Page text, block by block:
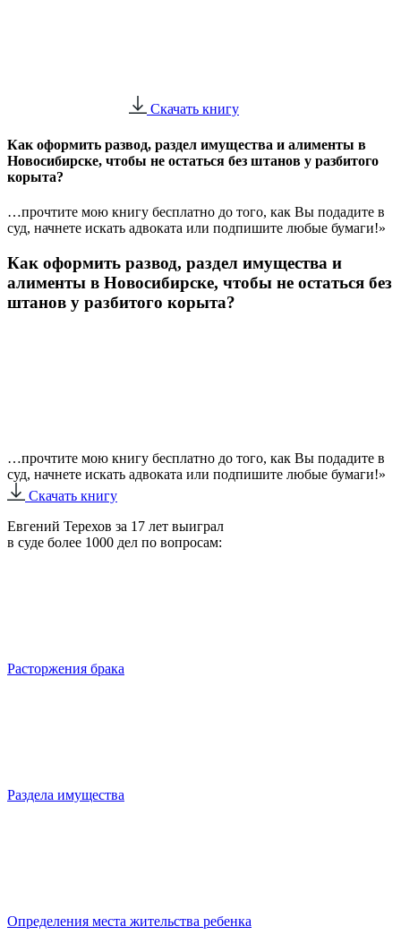
Скачать книгу
Как оформить развод, раздел имущества и алименты в
Новосибирске, чтобы не остаться без штанов у разбитого
корыта?
…прочтите мою книгу бесплатно до того, как Вы подадите в
суд, начнете искать адвоката или подпишите любые бумаги!»
Как оформить развод, раздел имущества и
алименты в Новосибирске, чтобы не остаться без
штанов у разбитого корыта?
…прочтите мою книгу бесплатно до того, как Вы подадите в
суд, начнете искать адвоката или подпишите любые бумаги!»
Скачать книгу
Евгений Терехов за 17 лет выиграл
в суде более 1000 дел по вопросам:
Расторжения брака
Раздела имущества
Определения места жительства ребенка